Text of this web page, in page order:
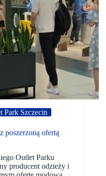
Park Szczecin
poszerzoną ofertą
Outlet Parku
producent odzieży i